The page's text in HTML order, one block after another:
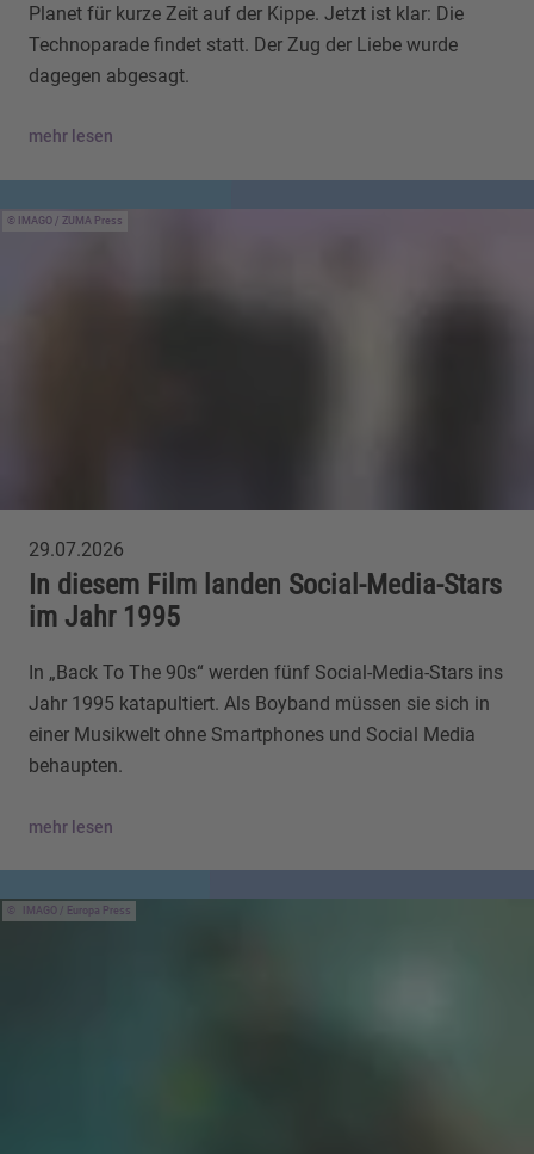
Planet für kurze Zeit auf der Kippe. Jetzt ist klar: Die
Technoparade findet statt. Der Zug der Liebe wurde
dagegen abgesagt.
mehr lesen
IMAGO / ZUMA Press
29.07.2026
In diesem Film landen Social-Media-Stars
im Jahr 1995
In „Back To The 90s“ werden fünf Social-Media-Stars ins
Jahr 1995 katapultiert. Als Boyband müssen sie sich in
einer Musikwelt ohne Smartphones und Social Media
behaupten.
mehr lesen
IMAGO / Europa Press